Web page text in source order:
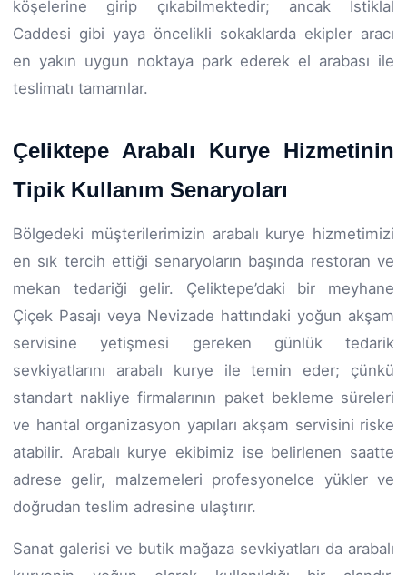
köşelerine girip çıkabilmektedir; ancak İstiklal
Caddesi gibi yaya öncelikli sokaklarda ekipler aracı
en yakın uygun noktaya park ederek el arabası ile
teslimatı tamamlar.
Çeliktepe Arabalı Kurye Hizmetinin
Tipik Kullanım Senaryoları
Bölgedeki müşterilerimizin arabalı kurye hizmetimizi
en sık tercih ettiği senaryoların başında restoran ve
mekan tedariği gelir. Çeliktepe’daki bir meyhane
Çiçek Pasajı veya Nevizade hattındaki yoğun akşam
servisine yetişmesi gereken günlük tedarik
sevkiyatlarını arabalı kurye ile temin eder; çünkü
standart nakliye firmalarının paket bekleme süreleri
ve hantal organizasyon yapıları akşam servisini riske
atabilir. Arabalı kurye ekibimiz ise belirlenen saatte
adrese gelir, malzemeleri profesyonelce yükler ve
doğrudan teslim adresine ulaştırır.
Sanat galerisi ve butik mağaza sevkiyatları da arabalı